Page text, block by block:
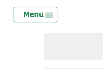
Skip
Menu
Menu